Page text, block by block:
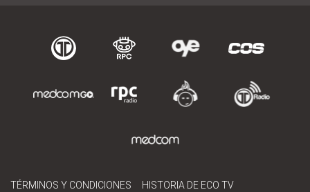
TÉRMINOS Y CONDICIONES HISTORIA DE ECO TV